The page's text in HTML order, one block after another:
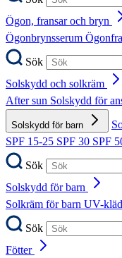
Ögon, fransar och bryn
Ögonbrynsserum
Sök
Solskydd och solkräm
After sun Solskydd för
Solskydd för barn
SPF 15-25 SPF 30 SPF
Sök
Solskydd för barn
Solkräm för barn UV-
Sök
Fötter